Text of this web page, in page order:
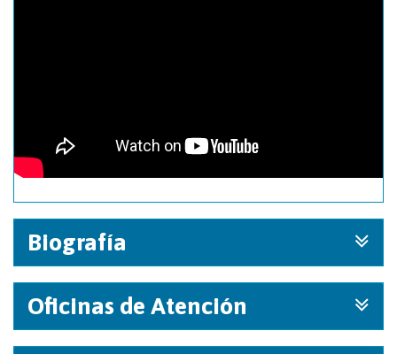
Biografía
Oficinas de Atención